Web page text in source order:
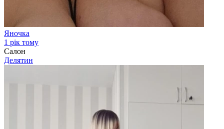
Яночка
1 рік тому
Салон
Делятин